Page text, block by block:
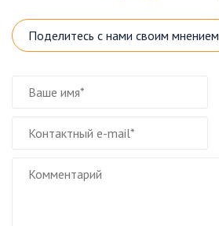
Поделитесь с нами своим мнением